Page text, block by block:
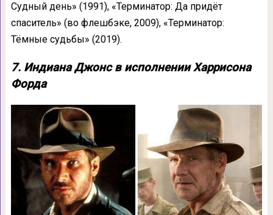
Судный день» (1991), «Терминатор: Да придёт
спаситель» (во флешбэке, 2009), «Терминатор:
Тёмные судьбы» (2019).
7. Индиана Джонс в исполнении Харрисона
Форда